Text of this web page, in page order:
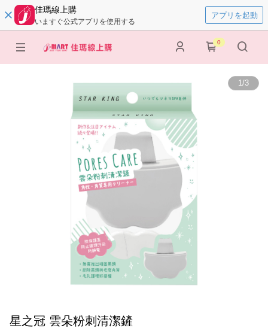
佳瑪線上購
いますぐ公式アプリを使用する
アプリを起動
0
1/3
星之冠 雲朵粉刺清潔鏟